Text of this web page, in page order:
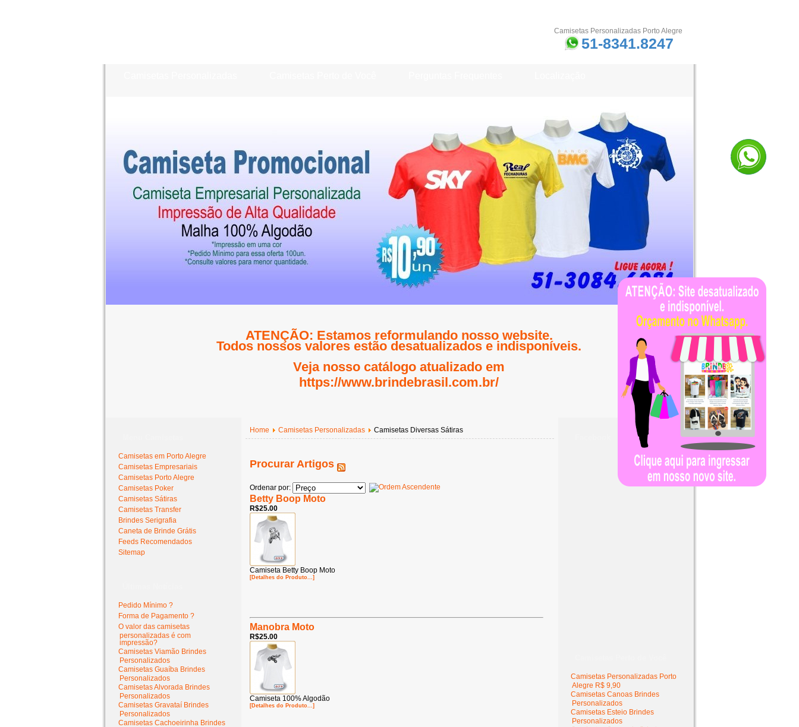
Camisetas Personalizadas Porto Alegre
51-8341.8247
ATENÇÃO: Estamos reformulando nosso website.
Todos nossos valores estão desatualizados e indisponíveis.
Veja nosso catálogo atualizado em
https://www.brindebrasil.com.br/
Camisetas em Porto Alegre
Camisetas Empresariais
Camisetas Porto Alegre
Camisetas Poker
Camisetas Sátiras
Camisetas Transfer
Brindes Serigrafia
Caneta de Brinde Grátis
Feeds Recomendados
Sitemap
Pedido Mínimo ?
Forma de Pagamento ?
O valor das camisetas
personalizadas é com
impressão?
Camisetas Viamão Brindes
Personalizados
Camisetas Guaíba Brindes
Personalizados
Camisetas Alvorada Brindes
Personalizados
Camisetas Gravataí Brindes
Personalizados
Camisetas Cachoeirinha Brindes
Home Camisetas Personalizadas Camisetas Diversas Sátiras
Procurar Artigos
Ordenar por:
Betty Boop Moto
R$25.00
Camiseta Betty Boop Moto
[Detalhes do Produto...]
Manobra Moto
R$25.00
Camiseta 100% Algodão
[Detalhes do Produto...]
Camisetas Personalizadas Porto
Alegre R$ 9,90
Camisetas Canoas Brindes
Personalizados
Camisetas Esteio Brindes
Personalizados